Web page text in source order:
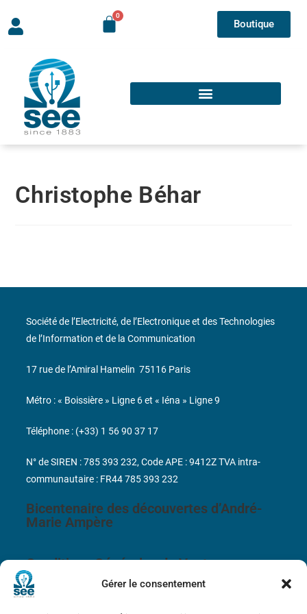
Gérer le consentement
Boutique
Christophe Béhar
Bicentenaire des découvertes d’André-
Marie Ampère
Conditions Générales de Vente
Société de l’Electricité, de l’Electronique et des Technologies
de l’Information et de la Communication
17 rue de l’Amiral Hamelin 75116 Paris
Métro : « Boissière » Ligne 6 et « Iéna » Ligne 9
Téléphone : (+33) 1 56 90 37 17
N° de SIREN : 785 393 232, Code APE : 9412Z TVA intra-
communautaire : FR44 785 393 232